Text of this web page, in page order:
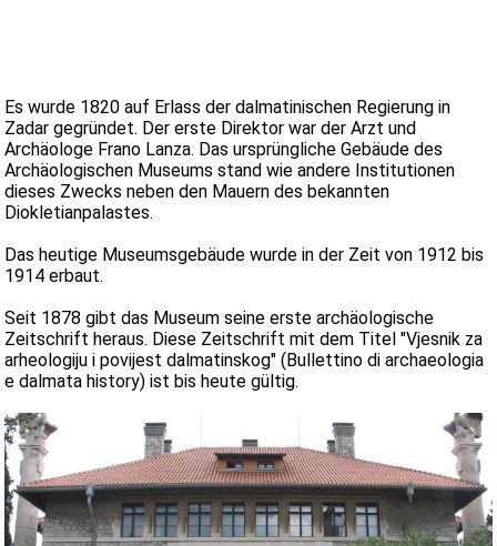
Es wurde 1820 auf Erlass der dalmatinischen Regierung in
Zadar gegründet. Der erste Direktor war der Arzt und
Archäologe Frano Lanza. Das ursprüngliche Gebäude des
Archäologischen Museums stand wie andere Institutionen
dieses Zwecks neben den Mauern des bekannten
Diokletianpalastes.
Das heutige Museumsgebäude wurde in der Zeit von 1912 bis
1914 erbaut.
Seit 1878 gibt das Museum seine erste archäologische
Zeitschrift heraus. Diese Zeitschrift mit dem Titel "Vjesnik za
arheologiju i povijest dalmatinskog" (Bullettino di archaeologia
e dalmata history) ist bis heute gültig.